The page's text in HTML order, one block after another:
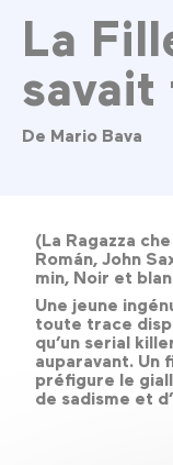
La
savait
De Mario Bava
(La Ragazza
Román, John
min, Noir et
Une jeune
toute trace
qu’un serial
auparavant. Un
préfigure le
de sadisme et